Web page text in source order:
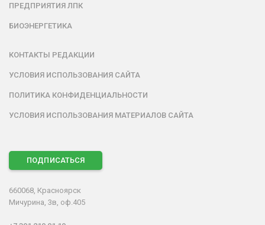
ПРЕДПРИЯТИЯ ЛПК
БИОЭНЕРГЕТИКА
КОНТАКТЫ РЕДАКЦИИ
УСЛОВИЯ ИСПОЛЬЗОВАНИЯ САЙТА
ПОЛИТИКА КОНФИДЕНЦИАЛЬНОСТИ
УСЛОВИЯ ИСПОЛЬЗОВАНИЯ МАТЕРИАЛОВ САЙТА
ПОДПИСАТЬСЯ
660068, Красноярск
Мичурина, 3в, оф.405